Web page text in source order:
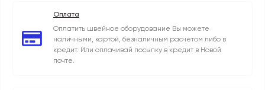
Оплата
Оплатить швейное оборудование Вы можете
наличными, картой, безналичным расчетом либо в
кредит. Или оплачивай посылку в кредит в Новой
почте.